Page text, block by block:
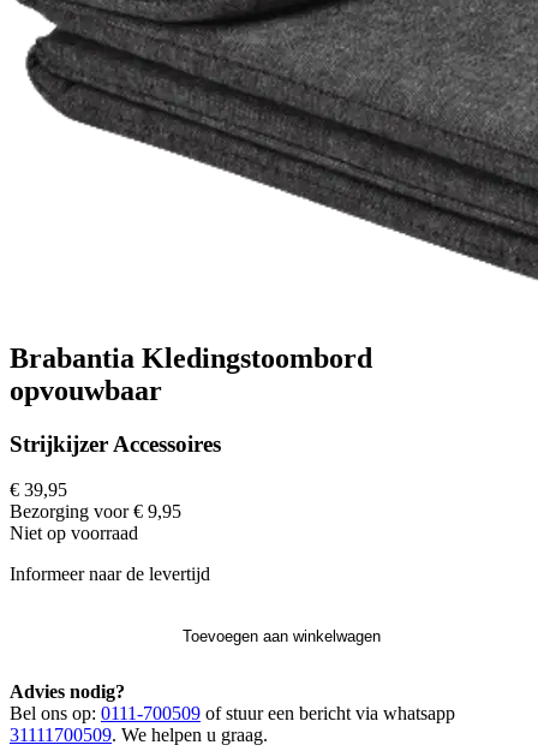
Brabantia Kledingstoombord
opvouwbaar
Strijkijzer Accessoires
€ 39,95
Bezorging voor € 9,95
Niet op voorraad
Informeer naar de levertijd
Toevoegen aan winkelwagen
Advies nodig?
Bel ons op: 0111-700509 of stuur een bericht via whatsapp
31111700509. We helpen u graag.